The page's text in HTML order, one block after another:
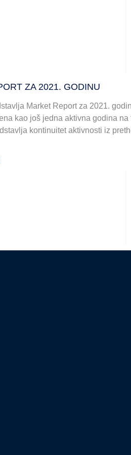
ZA 2021. GODINU
Market Report za 2021.
kao još jedna aktivna godina na
kontinuitet aktivnosti iz